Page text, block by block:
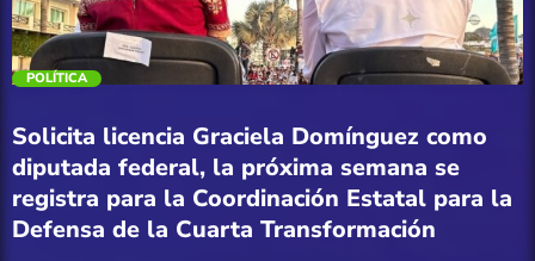
Eventos
Finanzas
Guamúchil
Guasave
compromiso de Sinaloa con el fortalecimiento del […]
trending_flat
POLÍTICA
Solicita licencia Graciela Domínguez como
diputada federal, la próxima semana se
registra para la Coordinación Estatal para la
Defensa de la Cuarta Transformación